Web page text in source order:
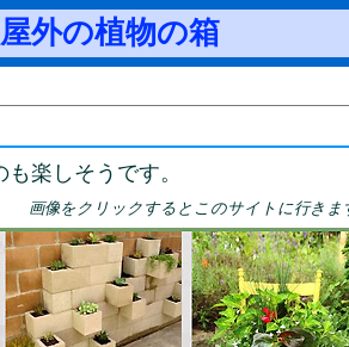
外の植物の箱
楽しそうです。
画像をクリックするとこのサイトに行きま